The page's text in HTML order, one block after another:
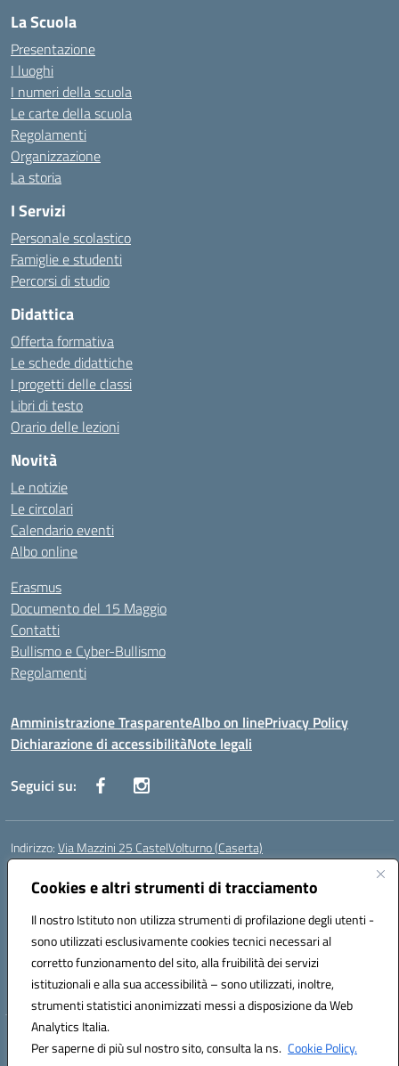
Cookies e altri strumenti di tracciamento
Il nostro Istituto non utilizza strumenti di profilazione degli utenti -
sono utilizzati esclusivamente cookies tecnici necessari al
corretto funzionamento del sito, alla fruibilità dei servizi
istituzionali e alla sua accessibilità – sono utilizzati, inoltre,
strumenti statistici anonimizzati messi a disposizione da Web
Analytics Italia.
Per saperne di più sul nostro sito, consulta la ns. Cookie Policy.
La Scuola
Presentazione
I luoghi
I numeri della scuola
Le carte della scuola
Regolamenti
Organizzazione
La storia
I Servizi
Personale scolastico
Famiglie e studenti
Percorsi di studio
Didattica
Offerta formativa
Le schede didattiche
I progetti delle classi
Libri di testo
Orario delle lezioni
Novità
Le notizie
Le circolari
Calendario eventi
Albo online
Erasmus
Documento del 15 Maggio
Contatti
Bullismo e Cyber-Bullismo
Regolamenti
Amministrazione TrasparenteAlbo on linePrivacy Policy
Dichiarazione di accessibilitàNote legali
Seguici su:
Indirizzo:Via Mazzini 25 CastelVolturno (Caserta)
Centralino:
Posta elettronica certificata (PEC):ceis014005@pec.istruzione.it
Codice fiscale: 93063510619
Codice meccanografico:CEIS014005
Codice Indice delle Pubbliche Amministrazioni (IPA): istsc_ceis014005
Codice unico di fatturazione (CUF): UOU8EW
Hosting & Powered by 3D Solution S.r.l.
Concept & Design by Designers Italia